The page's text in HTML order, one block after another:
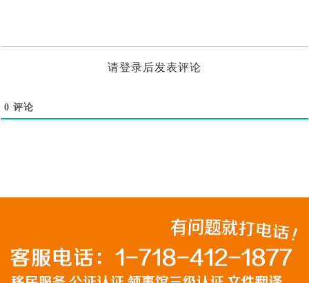
请登录后发表评论
0 评论